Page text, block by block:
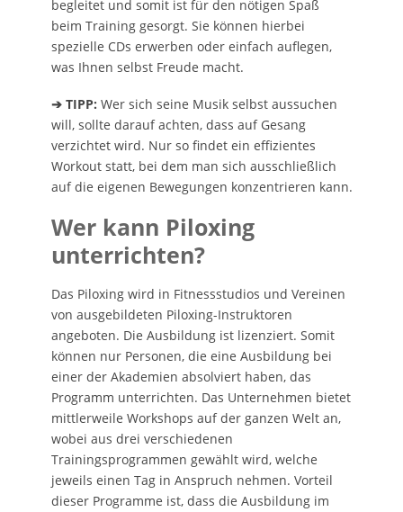
begleitet und somit ist für den nötigen Spaß
beim Training gesorgt. Sie können hierbei
spezielle CDs erwerben oder einfach auflegen,
was Ihnen selbst Freude macht.
➔ TIPP: Wer sich seine Musik selbst aussuchen
will, sollte darauf achten, dass auf Gesang
verzichtet wird. Nur so findet ein effizientes
Workout statt, bei dem man sich ausschließlich
auf die eigenen Bewegungen konzentrieren kann.
Wer kann Piloxing
unterrichten?
Das Piloxing wird in Fitnessstudios und Vereinen
von ausgebildeten Piloxing-Instruktoren
angeboten. Die Ausbildung ist lizenziert. Somit
können nur Personen, die eine Ausbildung bei
einer der Akademien absolviert haben, das
Programm unterrichten. Das Unternehmen bietet
mittlerweile Workshops auf der ganzen Welt an,
wobei aus drei verschiedenen
Trainingsprogrammen gewählt wird, welche
jeweils einen Tag in Anspruch nehmen. Vorteil
dieser Programme ist, dass die Ausbildung im